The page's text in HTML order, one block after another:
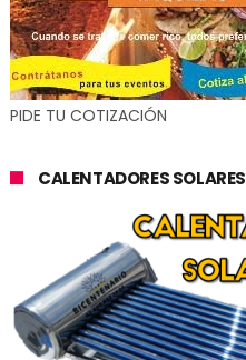
PIDE TU COTIZACIÓN
CALENTADORES SOLARES